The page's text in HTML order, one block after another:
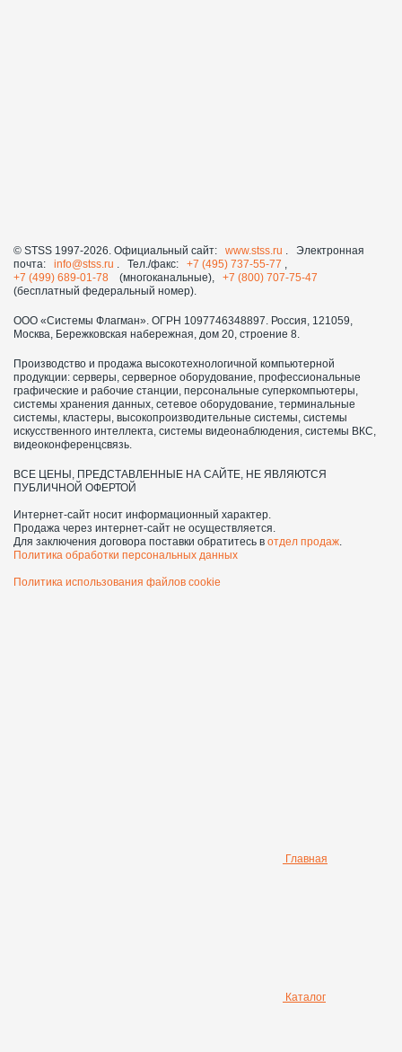
© STSS 1997-2026. Официальный сайт: www.stss.ru
. Электронная
почта: info@stss.ru . Тел./факс: +7 (495) 737-55-77
+7 (499) 689-01-78
(многоканальные), +7 (800) 707-75-47
(бесплатный федеральный номер).
ООО «Системы Флагман». ОГРН 1097746348897. Россия, 121059,
Москва, Бережковская набережная, дом 20, строение 8.
Производство и продажа высокотехнологичной компьютерной
продукции: серверы, серверное оборудование, профессиональные
графические и рабочие станции, персональные суперкомпьютеры,
системы хранения данных, сетевое оборудование, терминальные
системы, кластеры, высокопроизводительные системы, системы
искусственного интеллекта, системы видеонаблюдения, системы ВКС,
видеоконференцсвязь.
ВСЕ ЦЕНЫ, ПРЕДСТАВЛЕННЫЕ НА САЙТЕ, НЕ ЯВЛЯЮТСЯ
ПУБЛИЧНОЙ ОФЕРТОЙ
Интернет-сайт носит информационный характер.
Продажа через интернет-сайт не осуществляется.
Для заключения договора поставки обратитесь в отдел продаж.
Политика обработки персональных данных
Политика использования файлов cookie
Главная
Каталог